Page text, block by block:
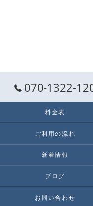
070-1322-
料金表
ご利用の流れ
新着情報
ブログ
お問い合わせ